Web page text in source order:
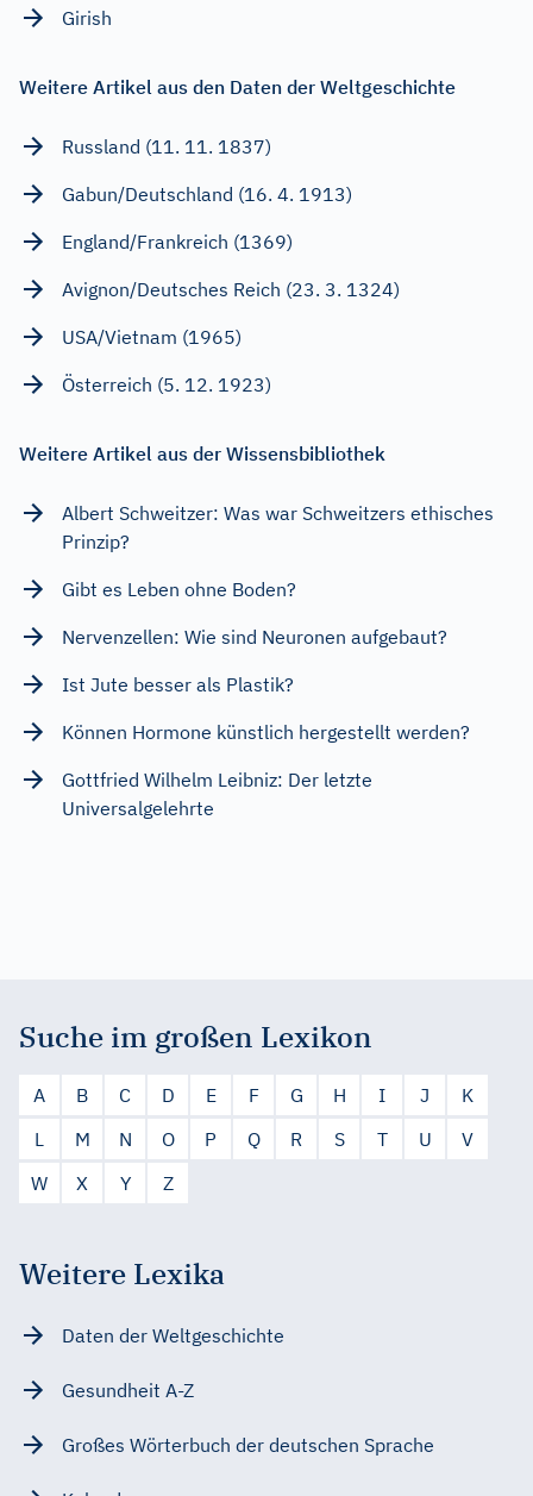
Girish
Weitere Artikel aus den Daten der Weltgeschichte
Russland (11. 11. 1837)
Gabun/Deutschland (16. 4. 1913)
England/Frankreich (1369)
Avignon/Deutsches Reich (23. 3. 1324)
USA/Vietnam (1965)
Österreich (5. 12. 1923)
Weitere Artikel aus der Wissensbibliothek
Albert Schweitzer: Was war Schweitzers ethisches
Prinzip?
Gibt es Leben ohne Boden?
Nervenzellen: Wie sind Neuronen aufgebaut?
Ist Jute besser als Plastik?
Können Hormone künstlich hergestellt werden?
Gottfried Wilhelm Leibniz: Der letzte
Universalgelehrte
Suche im großen Lexikon
A B C D E F G H I J
K
L
M N O P Q R S T U
V
W
X Y Z
Weitere Lexika
Daten der Weltgeschichte
Gesundheit A-Z
Großes Wörterbuch der deutschen Sprache